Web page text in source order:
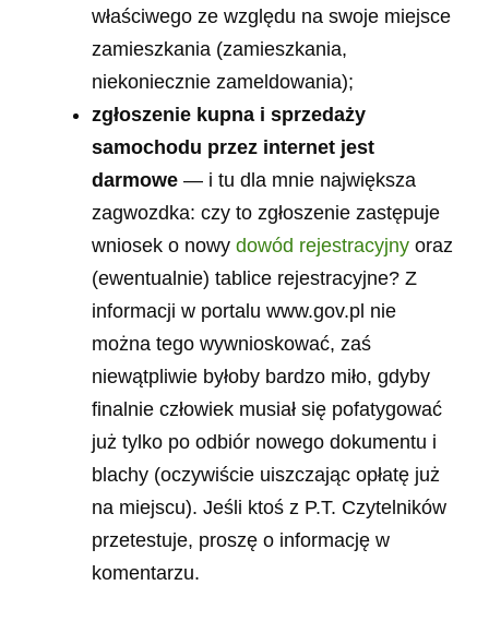
właściwego ze względu na swoje miejsce
zamieszkania (zamieszkania,
niekoniecznie zameldowania);
zgłoszenie kupna i sprzedaży
samochodu przez internet jest
darmowe — i tu dla mnie największa
zagwozdka: czy to zgłoszenie zastępuje
wniosek o nowy dowód rejestracyjny oraz
(ewentualnie) tablice rejestracyjne? Z
informacji w portalu www.gov.pl nie
można tego wywnioskować, zaś
niewątpliwie byłoby bardzo miło, gdyby
finalnie człowiek musiał się pofatygować
już tylko po odbiór nowego dokumentu i
blachy (oczywiście uiszczając opłatę już
na miejscu). Jeśli ktoś z P.T. Czytelników
przetestuje, proszę o informację w
komentarzu.